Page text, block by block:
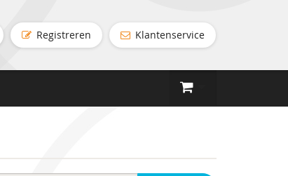
Registreren Klantenservice